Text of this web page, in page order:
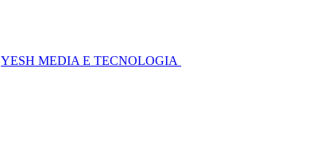
YESH MEDIA E TECNOLOGIA